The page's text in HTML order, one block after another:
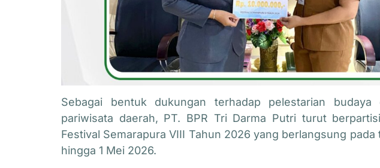
Sebagai bentuk dukungan terhadap pelestarian budaya
pariwisata daerah, PT. BPR Tri Darma Putriturut
Festival Semarapura VIII Tahun 2026 yang berlangsung pada
hingga 1 Mei 2026.